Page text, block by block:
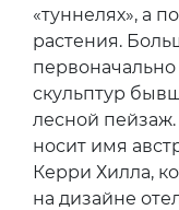
«туннелях», а
растения.
скульптур
лесной
носит имя
Керри Хилла,
на дизайне